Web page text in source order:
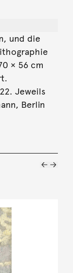
und die
× 56 cm
Jeweils
Berlin